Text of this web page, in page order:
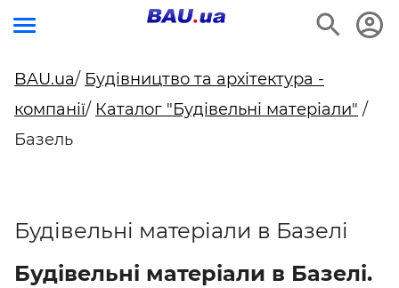
BAU.ua/ Будівництво та архітектура -
компанії/ Каталог "Будівельні матеріали" /
Базель
Будівельні матеріали в Базелі
Будівельні матеріали в Базелі.